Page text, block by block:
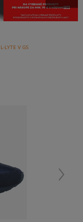
LYTE V GS